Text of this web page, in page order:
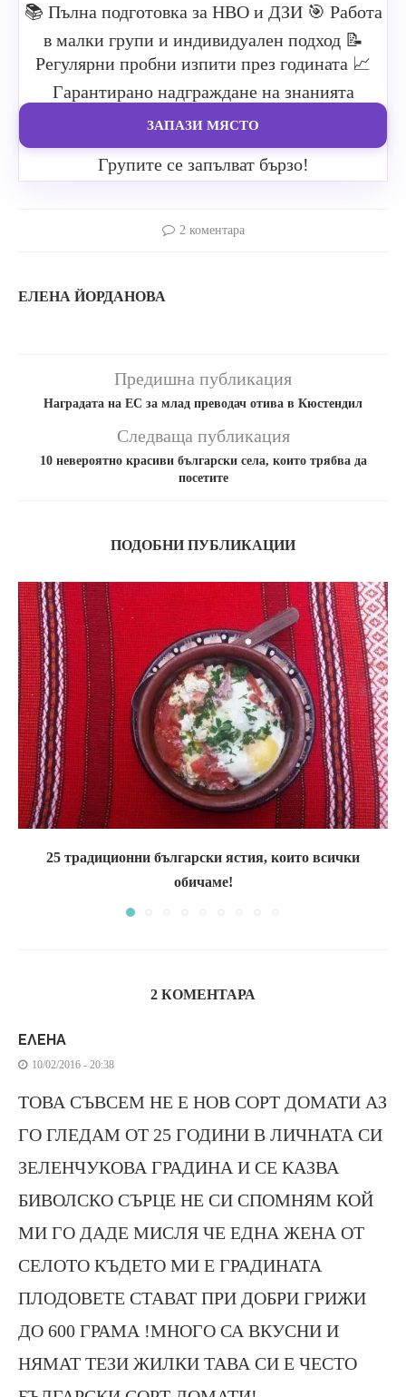
📚 Пълна подготовка за НВО и ДЗИ 🎯 Работа
в малки групи и индивидуален подход 📝
Регулярни пробни изпити през годината 📈
Гарантирано надграждане на знанията
ЗАПАЗИ МЯСТО
Групите се запълват бързо!
2 коментара
ЕЛЕНА ЙОРДАНОВА
Предишна публикация
Наградата на ЕС за млад преводач отива в Кюстендил
Следваща публикация
10 невероятно красиви български села, които трябва да
посетите
ПОДОБНИ ПУБЛИКАЦИИ
25 традиционни български ястия, които всички
обичаме!
2 КОМЕНТАРА
ЕЛЕНА
10/02/2016 - 20:38
ТОВА СЪВСЕМ НЕ Е НОВ СОРТ ДОМАТИ АЗ
ГО ГЛЕДАМ ОТ 25 ГОДИНИ В ЛИЧНАТА СИ
ЗЕЛЕНЧУКОВА ГРАДИНА И СЕ КАЗВА
БИВОЛСКО СЪРЦЕ НЕ СИ СПОМНЯМ КОЙ
МИ ГО ДАДЕ МИСЛЯ ЧЕ ЕДНА ЖЕНА ОТ
СЕЛОТО КЪДЕТО МИ Е ГРАДИНАТА
ПЛОДОВЕТЕ СТАВАТ ПРИ ДОБРИ ГРИЖИ
ДО 600 ГРАМА !МНОГО СА ВКУСНИ И
НЯМАТ ТЕЗИ ЖИЛКИ ТАВА СИ Е ЧЕСТО